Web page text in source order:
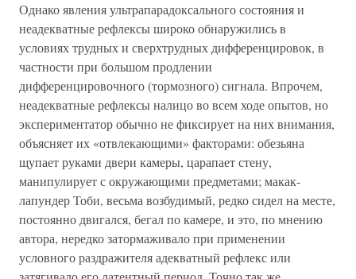
Однако явления ультрапарадоксального состояния и
неадекватные рефлексы широко обнаружились в
условиях трудных и сверхтрудных дифференцировок, в
частности при большом продлении
дифференцировочного (тормозного) сигнала. Впрочем,
неадекватные рефлексы налицо во всем ходе опытов, но
экспериментатор обычно не фиксирует на них внимания,
объясняет их «отвлекающими» факторами: обезьяна
щупает руками двери камеры, царапает стену,
манипулирует с окружающими предметами; макак-
лапундер Тоби, весьма возбудимый, редко сидел на месте,
постоянно двигался, бегал по камере, и это, по мнению
автора, нередко затормаживало при применении
условного раздражителя адекватный рефлекс или